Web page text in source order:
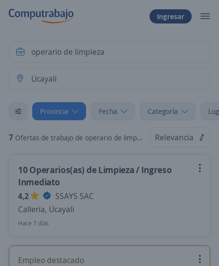
Ingresar
Provincia Fecha Categoría
7 Ofertas de trabajo de operario de limpieza en Ucayali Relevancia
10 Operarios(as) de Limpieza / Ingreso
Inmediato
4,2
SSAYS SAC
Calleria, Ucayali
Hace 7 días
Empleo destacado